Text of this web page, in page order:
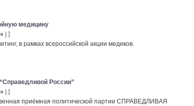
медицину
| ]
в рамках всероссийской акции медиков.
России”
| ]
приёмная политической партии СПРАВЕДЛИВАЯ